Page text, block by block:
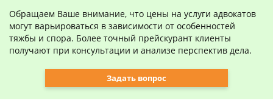
Обращаем Ваше внимание, что цены на услуги адвокатов
могут варьироваться в зависимости от особенностей
тяжбы и спора. Более точный прейскурант клиенты
получают при консультации и анализе перспектив дела.
Задать вопрос